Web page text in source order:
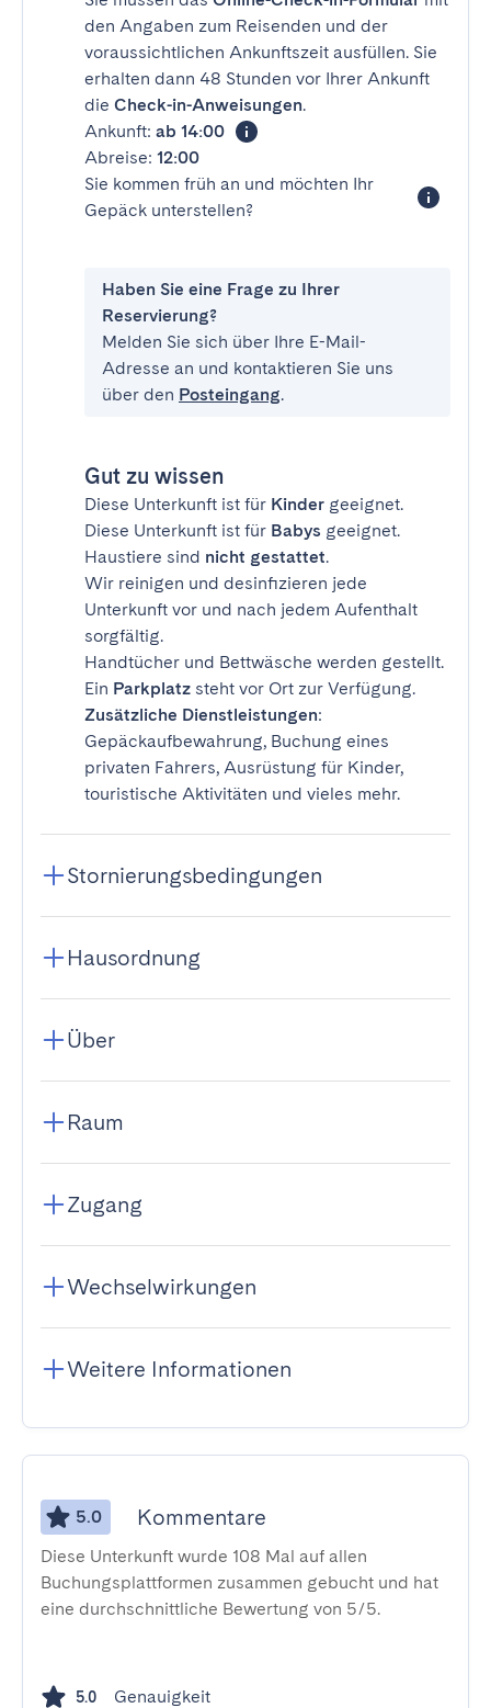
den Angaben zum Reisenden und der
voraussichtlichen Ankunftszeit ausfüllen. Sie
erhalten dann 48 Stunden vor Ihrer Ankunft
die Check-in-Anweisungen.
Ankunft: ab 14:00
Abreise: 12:00
Sie kommen früh an und möchten Ihr
Gepäck unterstellen?
Haben Sie eine Frage zu Ihrer
Reservierung?
Melden Sie sich über Ihre E-Mail-
Adresse an und kontaktieren Sie uns
über den Posteingang.
Gut zu wissen
Diese Unterkunft ist für Kinder geeignet.
Diese Unterkunft ist für Babys geeignet.
Haustiere sind nicht gestattet.
Wir reinigen und desinfizieren jede
Unterkunft vor und nach jedem Aufenthalt
sorgfältig.
Handtücher und Bettwäsche werden gestellt.
Ein Parkplatz steht vor Ort zur Verfügung.
Zusätzliche Dienstleistungen:
Gepäckaufbewahrung, Buchung eines
privaten Fahrers, Ausrüstung für Kinder,
touristische Aktivitäten und vieles mehr.
Stornierungsbedingungen
Hausordnung
Über
Raum
Zugang
Wechselwirkungen
Weitere Informationen
5.0 Kommentare
Diese Unterkunft wurde 108 Mal auf allen
Buchungsplattformen zusammen gebucht und hat
eine durchschnittliche Bewertung von 5/5.
5.0 Genauigkeit